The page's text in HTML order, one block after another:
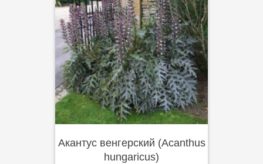
Акантус венгерский (Acanthus
hungaricus)